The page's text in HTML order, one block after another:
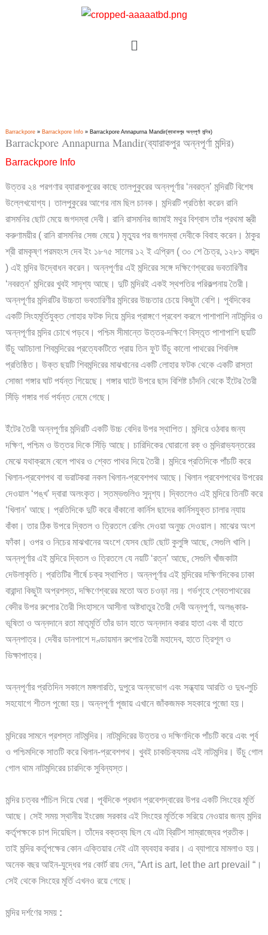
Menu
Barrackpore» Barrackpore Info» Barrackpore Annapurna Mandir(ব্যারাকপুর অন্নপূর্ণা মন্দির)
Barrackpore Annapurna Mandir(ব্যারাকপুর অন্নপূর্ণা মন্দির)
Barrackpore Info
উত্তর ২৪ পরগণার ব্যারাকপুরের কাছে তালপুকুরের অন্নপূর্ণার ‘নবরত্ন’ মন্দিরটি বিশেষ
উল্লেখযোগ্য। তালপুকুরের আগের নাম ছিল চানক। মন্দিরটি প্রতিষ্ঠা করেন রানি
রাসমনির ছোট মেয়ে জগদম্বা দেবী। রানি রাসমনির জামাই মথুর বিশ্বাস তাঁর প্রথমা স্ত্রী
করুণাময়ীর ( রানি রাসমনির সেজ মেয়ে ) মৃত্যুর পর জগদম্বা দেবীকে বিবাহ করেন। ঠাকুর
শ্রী রামকৃষ্ণ পরমহংস দেব ইং ১৮৭৫ সালের ১২ ই এপ্রিল ( ৩০ শে চৈত্র, ১২৮১ বঙ্গাব্দ
) এই মন্দির উদ্বোধন করেন। অন্নপূর্ণার এই মন্দিরের সঙ্গে দক্ষিণেশ্বরের ভবতারিণীর
‘নবরত্ন’ মন্দিরের খুবই সাদৃশ্য আছে। দুটি মন্দিরই একই স্থপতির পরিকল্পনায় তৈরী।
অন্নপূর্ণার মন্দিরটির উচ্চতা ভবতারিণীর মন্দিরের উচ্চতার চেয়ে কিছুটা বেশি। পূর্বদিকের
একটি সিংহমূর্তিযুক্ত লোহার ফটক দিয়ে মন্দির প্রাঙ্গণে প্রবেশ করলে পাশাপাশি নাটমন্দির ও
অন্নপূর্ণার মন্দির চোখে পড়বে। পশ্চিম সীমান্তে উত্তর-দক্ষিণে বিস্তৃত পাশাপাশি ছয়টি
উঁচু আটচালা শিবমন্দিরের প্রত্যেকটিতে প্রায় তিন ফুট উঁচু কালো পাথরের শিবলিঙ্গ
প্রতিষ্ঠিত। উক্ত ছয়টি শিবমন্দিরের মাঝখানের একটি লোহার ফটক থেকে একটি রাস্তা
সোজা গঙ্গার ঘাট পর্যন্ত গিয়েছে। গঙ্গার ঘাটে উপরে ছাদ বিশিষ্ট চাঁদনি থেকে ইঁটের তৈরী
সিঁড়ি গঙ্গার গর্ভ পর্যন্ত নেমে গেছে।
ইঁটের তৈরী অন্নপূর্ণার মন্দিরটি একটি উচ্চ বেদির উপর স্থাপিত। মন্দিরে ওঠবার জন্য
দক্ষিণ, পশ্চিম ও উত্তর দিকে সিঁড়ি আছে। চারিদিকের ঘোরানো রক্ ও মন্দিরাভ্যন্তরের
মেঝে যথাক্রমে বেলে পাথর ও শ্বেত পাথর দিয়ে তৈরী। মন্দিরে প্রতিদিকে পাঁচটি করে
খিলান-প্রবেশপথ বা ভরাটকরা নকল খিলান-প্রবেশপথ আছে। খিলান প্রবেশপথের উপরের
দেওয়াল ‘পঙ্খ’ দ্বারা অলংকৃত। স্তম্ভগুলিও সুদৃশ্য। দ্বিতলেও এই মন্দিরে তিনটি করে
‘খিলান’ আছে। প্রতিদিকে দুটি করে বাঁকানো কার্নিস ছাদের কার্নিসযুক্ত চালার ন্যায়
বাঁকা। তার ঠিক উপরে দ্বিতল ও ত্রিতলে রেলিং দেওয়া অনুচ্চ দেওয়াল। মাঝের অংশ
ফাঁকা। ওপর ও নিচের মাঝখানের অংশে যেসব ছোট ছোট কুলুঙ্গি আছে, সেগুলি খালি।
অন্নপূর্ণার এই মন্দিরে দ্বিতল ও ত্রিতলে যে নয়টি ‘রত্ন’ আছে, সেগুলি খাঁজকাটা
দেউলাকৃতি। প্রতিটির শীর্ষে চক্র স্থাপিত। অন্নপূর্ণার এই মন্দিরের দক্ষিণদিকের ঢাকা
বারান্দা কিছুটা অপ্রশস্ত, দক্ষিণেশ্বরের মতো অত চওড়া নয়। গর্ভগৃহে শ্বেতপাথরের
বেদীর উপর রুপোর তৈরী সিংহাসনে আসীনা অষ্টধাতুর তৈরী দেবী অন্নপুর্ণা, অলঙ্কার-
ভূষিতা ও অন্নদানে রতা মাতৃমূর্তি তাঁর ডান হাতে অন্নদান করার হাতা এবং বাঁ হাতে
অন্নপাত্র। দেবীর ডানপাশে দণ্ডায়মান রুপোর তৈরী মহাদেব, হাতে ত্রিশূল ও
ভিক্ষাপাত্র।
অন্নপূর্ণার প্রতিদিন সকালে মঙ্গলারতি, দুপুরে অন্নভোগ এবং সন্ধ্যায় আরতি ও দুধ-লুচি
সহযোগে শীতল পুজো হয়। অন্নপূর্ণা পূজায় এখানে জাঁকজমক সহকারে পুজো হয়।
মন্দিরের সামনে প্রশস্ত নাটমন্দির। নাটমন্দিরের উত্তর ও দক্ষিণদিকে পাঁচটি করে এবং পূর্ব
ও পশ্চিমদিকে সাতটি করে খিলান-প্রবেশপথ। খুবই চাকচিক্যময় এই নাটমন্দির। উঁচু গোল
গোল থাম নাটমন্দিরের চারদিকে সুবিন্যস্ত।
মন্দির চত্বর পাঁচিল দিয়ে ঘেরা। পূর্বদিকে প্রধান প্রবেশদ্বারের উপর একটি সিংহের মূর্তি
আছে। সেই সময় স্থানীয় ইংরেজ সরকার এই সিংহের মূর্তিকে সরিয়ে নেওয়ার জন্য মন্দির
কর্তৃপক্ষকে চাপ দিয়েছিল। তাঁদের বক্তব্য ছিল যে এটা ব্রিটিশ সাম্রাজ্যের প্রতীক।
তাই মন্দির কর্তৃপক্ষের কোন এক্তিয়ার নেই এটা ব্যবহার করার। এ ব্যাপারে মামলাও হয়।
অনেক বছর আইন-যুদ্ধের পর কোর্ট রায় দেন, “Art is art, let the art prevail “।
সেই থেকে সিংহের মূর্তি এখনও রয়ে গেছে।
মন্দির দর্শণের সময় :